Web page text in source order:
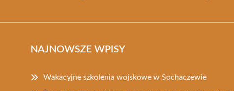
NAJNOWSZE WPISY
Wakacyjne szkolenia wojskowe w Sochaczewie